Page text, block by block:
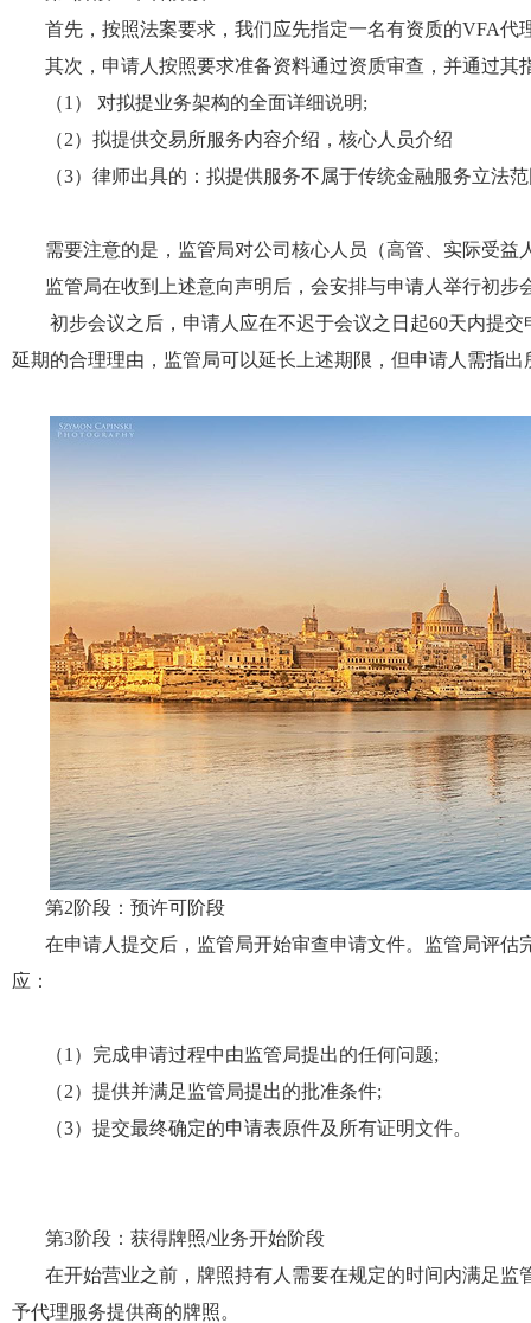
首先，按照法案要求，我们应先指定一名有资质的VFA代
其次，申请人按照要求准备资料通过资质审查，并通过其
（1 ）
对拟提业务架构的全面详细说明;
（2） 拟提供交易所服务内容介绍，核心人员介绍
（3） 律师出具的：拟提供服务不属于传统金融服务立法
需要注意的是，监管局对公司核心人员（高管、实际受益
监管局在收到上述意向声明后，会安排与申请人举行初步
初步会议之后，申请人应在不迟于会议之日起60天内提交
延期的合理理由，监管局可以延长上述期限，但申请人需指
第2阶段：预许可阶段
在申请人提交后，监管局开始审查申请文件。监管局评估
应：
（1 ）完成申请过程中由监管局提出的任何问题;
（2）提供并满足监管局提出的批准条件;
（3）提交最终确定的申请表原件及所有证明文件。
第3阶段：获得牌照/业务开始阶段
在开始营业之前，牌照持有人需要在规定的时间内满足监
予代理服务提供商的牌照。